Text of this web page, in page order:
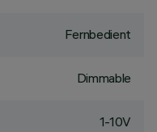
Fernbedient
Dimmable
1-10V